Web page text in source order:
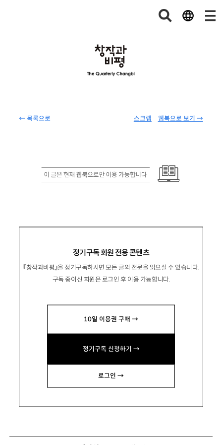
← 목록으로 웹북으로 보기 →
스크랩
정기구독 회원 전용 콘텐츠
『창작과비평』을 정기구독하시면 모든 글의 전문을 읽으실 수 있습니다.
구독 중이신 회원은 로그인 후 이용 가능합니다.
10일 이용권 구매 →
정기구독 신청하기 →
로그인 →